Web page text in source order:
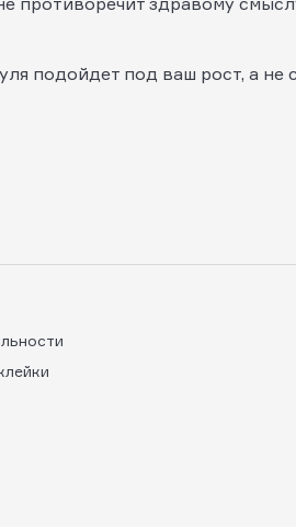
подойдет под ваш рост, а не